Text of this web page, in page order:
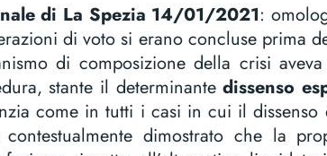
di La Spezia 14/01/2021:
di voto si erano concluse prima
di composizione della crisi
stante il determinantedissenso
come in tutti i casi in cui il dissenso
dimostrato che la